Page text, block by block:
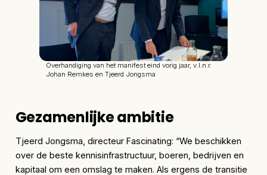
Overhandiging van het manifest eind vorig jaar, v.l.n.r.
Johan Remkes en Tjeerd Jongsma
Gezamenlijke ambitie
Tjeerd Jongsma, directeur Fascinating: “We beschikken
over de beste kennisinfrastructuur, boeren, bedrijven en
kapitaal om een omslag te maken. Als ergens de transitie